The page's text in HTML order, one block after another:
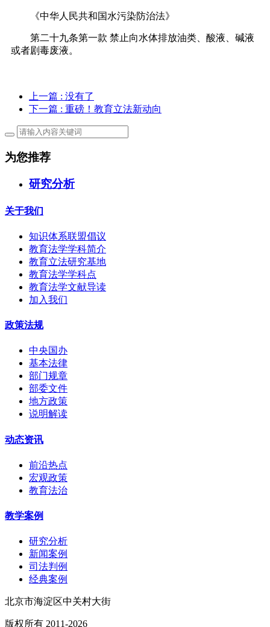
《中华人民共和国水污染防治法》
第二十九条第一款 禁止向水体排放油类、酸液、碱液
或者剧毒废液。
上一篇 : 没有了
下一篇 : 重磅！教育立法新动向
为您推荐
研究分析
关于我们
知识体系联盟倡议
教育法学学科简介
教育立法研究基地
教育法学学科点
教育法学文献导读
加入我们
政策法规
中央国办
基本法律
部门规章
部委文件
地方政策
说明解读
动态资讯
前沿热点
宏观政策
教育法治
教学案例
研究分析
新闻案例
司法判例
经典案例
北京市海淀区中关村大街
版权所有 2011-2026